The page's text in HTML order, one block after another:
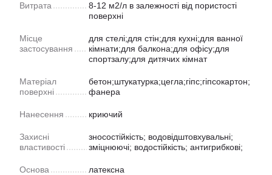
Витрата
8-12 м2/л в залежності від пористості
поверхні
Місце
застосування
для стелі;для стін;для кухні;для ванної
кімнати;для балкона;для офісу;для
спортзалу;для дитячих кімнат
Матеріал
поверхні
бетон;штукатурка;цегла;гіпс;гіпсокартон;
фанера
Нанесення криючий
Захисні
властивості
зносостійкість; водовідштовхувальні;
зміцнюючі; водостійкість; антигрибкові;
Основа латексна